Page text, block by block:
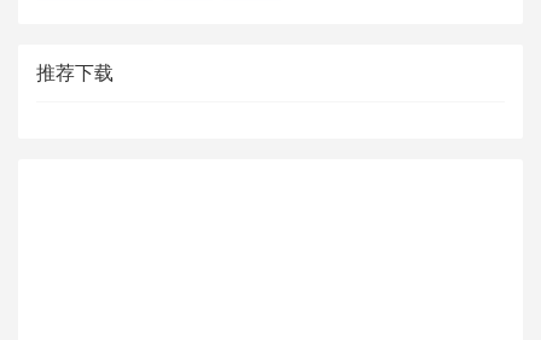
推荐下载